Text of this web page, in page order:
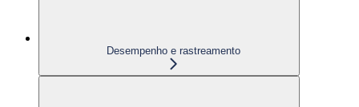
Desempenho e rastreamento